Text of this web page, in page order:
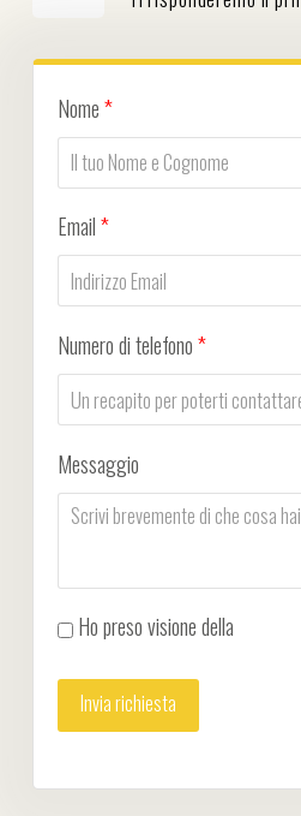
Nome*
Email*
Numero di telefono*
Messaggio
Ho preso visione della